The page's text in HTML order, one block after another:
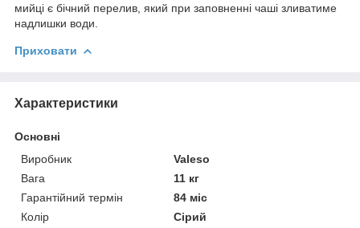
мийці є бічний перелив, який при заповненні чаші зливатиме
надлишки води.
Приховати
Характеристики
Основні
Виробник
Valeso
Вага
11 кг
Гарантійний термін
84 міс
Колір
Сірий